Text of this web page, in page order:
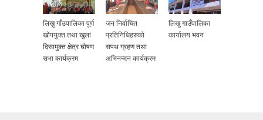
लिखु गाँउपालिका पूर्ण
खोपयुक्त तथा खुला
दिसामुक्त क्षेत्र घोषण
सभा कार्यक्रम
जन निर्वाचित
प्रतिनिधिहरुको
सपथ ग्रहण तथा
अभिनन्दन कार्यक्रम
लिखु गाउँपालिका
कार्यालय भवन